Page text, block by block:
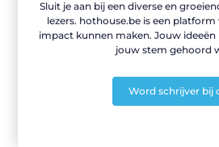
Sluit je aan bij een diverse en
lezers. hothouse.be is een
impact kunnen maken. Jouw ideeën
jouw stem gehoord
Word schrijver bij